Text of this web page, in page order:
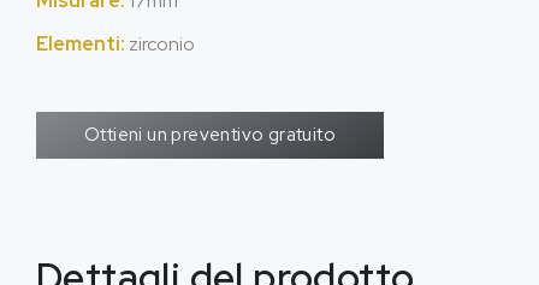
Elementi: zirconio
Ottieni un preventivo gratuito